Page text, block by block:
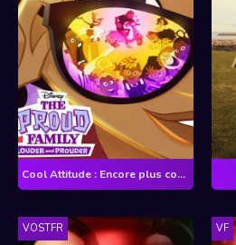
Cool Attitude : Encore plus cool - Saison 3
VOSTFR VF